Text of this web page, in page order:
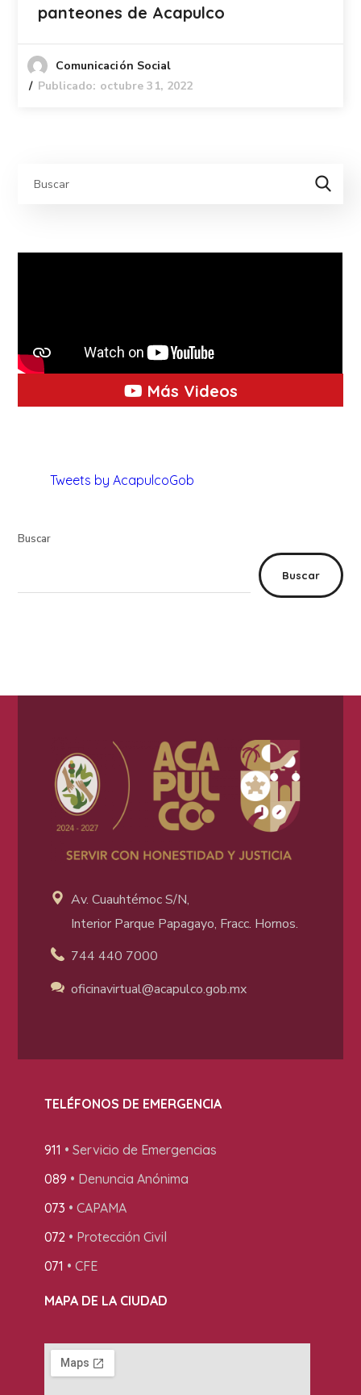
panteones de Acapulco
Comunicación Social
Publicado: octubre 31, 2022
Más Videos
Tweets by AcapulcoGob
Buscar
Buscar
Av. Cuauhtémoc S/N,
Interior Parque Papagayo, Fracc. Hornos.
744 440 7000
oficinavirtual@acapulco.gob.mx
TELÉFONOS DE EMERGENCIA
911 • Servicio de Emergencias
089 • Denuncia Anónima
073 • CAPAMA
072• Protección Civil
071 • CFE
MAPA DE LA CIUDAD